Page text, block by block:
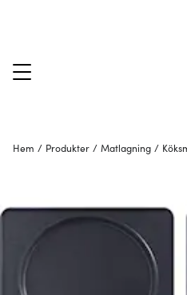
Hem / Produkter / Matlagning /